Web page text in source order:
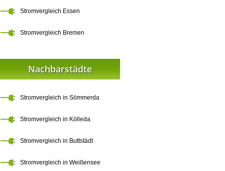
Stromvergleich Essen
Stromvergleich Bremen
Nachbarstädte
Stromvergleich in Sömmerda
Stromvergleich in Kölleda
Stromvergleich in Buttstädt
Stromvergleich in Weißensee